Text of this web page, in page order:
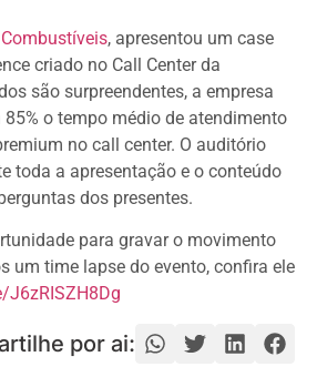
, apresentou um case
criado no Call Center da
são surpreendentes, a empresa
o tempo médio de atendimento
no call center. O auditório
toda a apresentação e o conteúdo
dos presentes.
para gravar o movimento
um time lapse do evento, confira ele
por ai: